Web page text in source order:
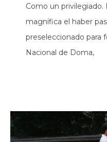
Como un privilegiado.
magnífica el haber
preseleccionado para
Nacional de Doma,